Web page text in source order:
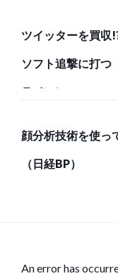
ツイッターを買収
ソフト追撃に打つ
ライン）
顔分析技術を使っ
（日経BP）
An error has